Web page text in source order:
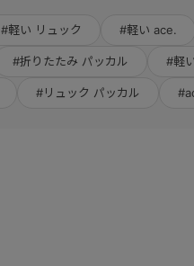
#軽い リュック #軽い ace.
#折りたたみ パッカル #軽
#リュック パッカル